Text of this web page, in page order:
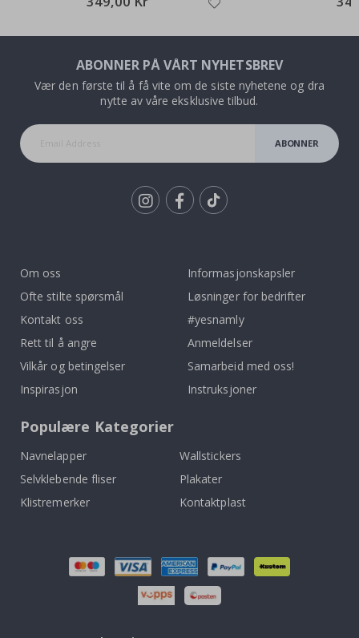
ABONNER PÅ VÅRT NYHETSBREV
Vær den første til å få vite om de siste nyhetene og dra
nytte av våre eksklusive tilbud.
ABONNER
Om oss
Ofte stilte spørsmål
Kontakt oss
Rett til å angre
Vilkår og betingelser
Inspirasjon
Informasjonskapsler
Løsninger for bedrifter
#yesnamly
Anmeldelser
Samarbeid med oss!
Instruksjoner
Populære Kategorier
Navnelapper
Wallstickers
Selvklebende fliser
Plakater
Klistremerker
Kontaktplast